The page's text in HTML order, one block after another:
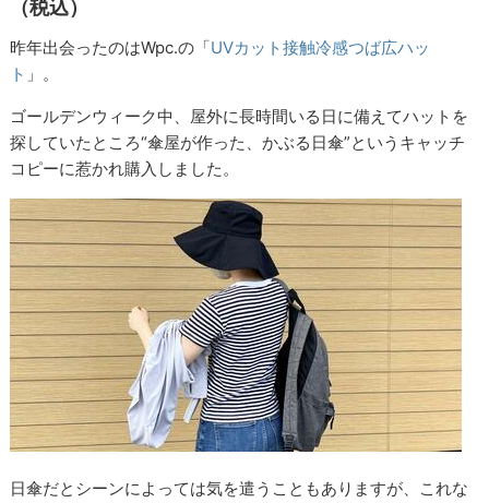
（税込）
昨年出会ったのはWpc.の「UVカット接触冷感つば広ハッ
ト 」。
ゴールデンウィーク中、屋外に長時間いる日に備えてハットを
探していたところ“傘屋が作った、かぶる日傘”というキャッチ
コピーに惹かれ購入しました。
日傘だとシーンによっては気を遣うこともありますが、これな